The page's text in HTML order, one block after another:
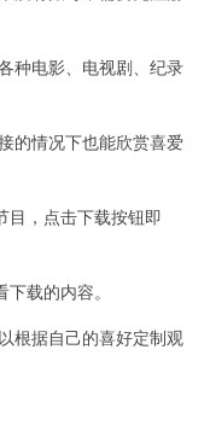
电影、电视剧、纪录
情况下也能欣赏喜爱
，点击下载按钮即
载的内容。
据自己的喜好定制观